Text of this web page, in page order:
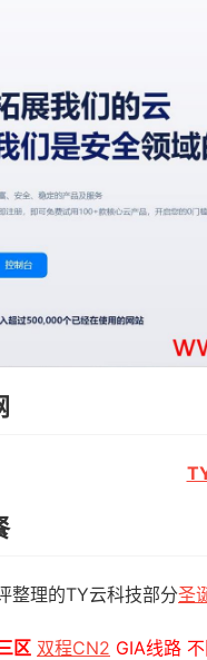
整理的TY云科技部分圣
区 双程CN2 GIA线路